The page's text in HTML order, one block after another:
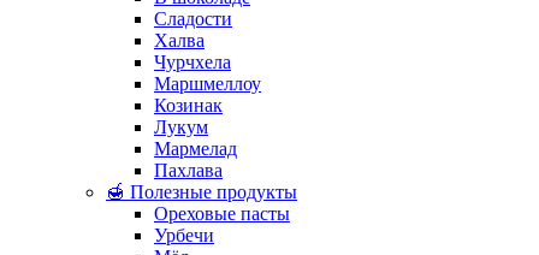
Сладости
Халва
Чурчхела
Маршмеллоу
Козинак
Лукум
Мармелад
Пахлава
🍯 Полезные продукты
Ореховые пасты
Урбечи